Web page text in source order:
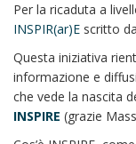
Per la ricaduta a
INSPIR(ar)E scritto
Questa iniziativa
informazione e
che vede la nascita
INSPIRE (grazie